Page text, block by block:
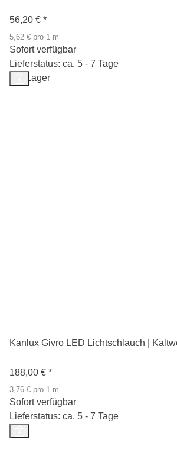
56,20 € *
5,62 € pro 1 m
Sofort verfügbar
Lieferstatus: ca. 5 - 7 Tage
Auf Lager
Kanlux Givro LED Lichtschlauch |
188,00 € *
3,76 € pro 1 m
Sofort verfügbar
Lieferstatus: ca. 5 - 7 Tage